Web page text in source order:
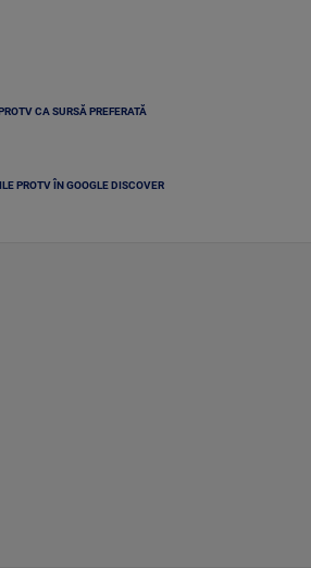
CA SURSĂ PREFERATĂ
PROTV ÎN GOOGLE DISCOVER